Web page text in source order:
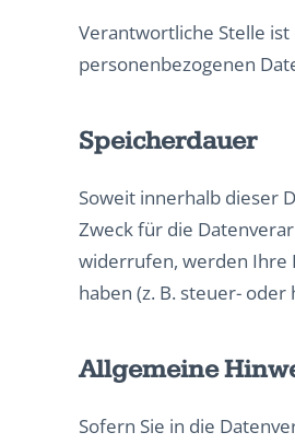
Verantwortliche Stelle
personenbezogenen
Speicherdauer
Soweit innerhalb dieser
Zweck für die
widerrufen, werden Ihre
haben (z. B. steuer-
Allgemeine
Sofern Sie in die